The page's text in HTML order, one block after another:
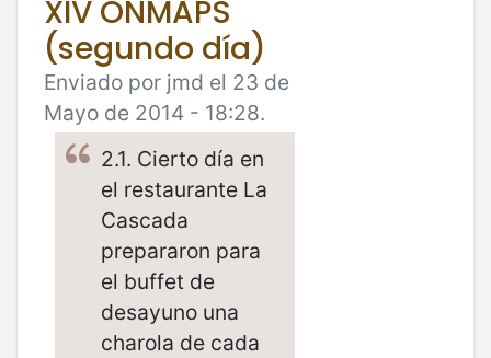
XIV ONMAPS
(segundo día)
Enviado por jmd el 23 de
Mayo de 2014 - 18:28.
2.1. Cierto día en
el restaurante La
Cascada
prepararon para
el buffet de
desayuno una
charola de cada